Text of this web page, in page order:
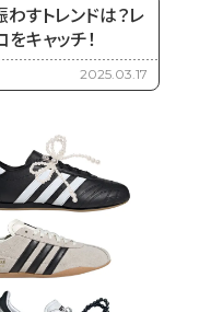
わすトレンドは？レ
キャッチ！
2025.03.17